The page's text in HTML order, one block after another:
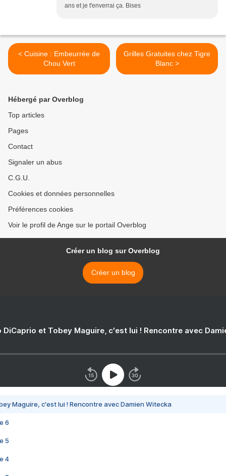
ans et je t'enverrai ça. Bises
< Cuisine : Embeurrée de
Chou Vert
Grilles Gratuites chez Tigre
Blanc >
Hébergé par Overblog
Top articles
Pages
Contact
Signaler un abus
C.G.U.
Cookies et données personnelles
Préférences cookies
Voir le profil de Ange sur le portail Overblog
Créer un blog sur Overblog
Créer un blog
DiCaprio et Tobey Maguire, c'est lui ! Rencontre avec
Maguire, c'est lui ! Rencontre avec Damien Witecka
6
5
4